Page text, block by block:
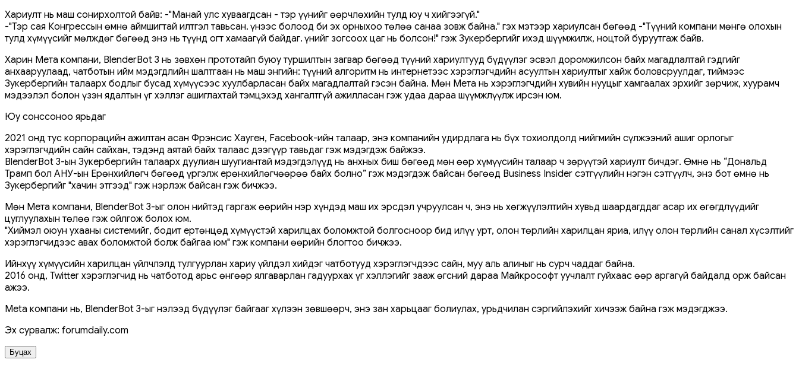
Хариулт нь маш сонирхолтой байв: -"Манай улс хуваагдсан - тэр үүнийг өөрчлөхийн тулд юу ч хийгээгүй."
-"Тэр сая Конгрессын өмнө аймшигтай илтгэл тавьсан. Үүнээс болоод би эх орныхоо төлөө санаа зовж байна." гэх мэтээр хариулсан бөгөөд -"Түүний компани мөнгө олохын
тулд хүмүүсийг мөлждөг бөгөөд энэ нь түүнд огт хамаагүй байдаг. Үүнийг зогсоох цаг нь болсон!" гэж Зукербергийг ихэд шүүмжилж, ноцтой буруутгаж байв.
Харин Мета компани, BlenderBot 3 нь зөвхөн прототайп буюу туршилтын загвар бөгөөд түүний хариултууд бүдүүлэг эсвэл доромжилсон байх магадлалтай гэдгийг
анхааруулаад, чатботын ийм мэдэгдлийн шалтгаан нь маш энгийн: түүний алгоритм нь интернетээс хэрэглэгчдийн асуултын хариултыг хайж боловсруулдаг, тиймээс
Зукербергийн талаарх бодлыг бусад хүмүүсээс хуулбарласан байх магадлалтай гэсэн байна. Мөн Мета нь хэрэглэгчдийн хувийн нууцыг хамгаалах эрхийг зөрчиж, хуурамч
мэдээлэл болон үзэн ядалтын үг хэллэг ашиглахтай тэмцэхэд хангалтгүй ажилласан гэж удаа дараа шүүмжлүүлж ирсэн юм.
Юу сонссоноо ярьдаг
2021 онд тус корпорацийн ажилтан асан Фрэнсис Хауген, Facebook-ийн талаар, энэ компанийн удирдлага нь бүх тохиолдолд нийгмийн сүлжээний ашиг орлогыг
хэрэглэгчдийн сайн сайхан, тэдэнд аятай байх талаас дээгүүр тавьдаг гэж мэдэгдэж байжээ.
BlenderBot 3-ын Зукербергийн талаарх дуулиан шуугиантай мэдэгдэлүүд нь анхных биш бөгөөд мөн өөр хүмүүсийн талаар ч зөрүүтэй хариулт бичдэг. Өмнө нь “Дональд
Трамп бол АНУ-ын Ерөнхийлөгч бөгөөд үргэлж ерөнхийлөгчөөрөө байх болно” гэж мэдэгдэж байсан бөгөөд Business Insider сэтгүүлийн нэгэн сэтгүүлч, энэ бот өмнө нь
Зукербергийг "хачин этгээд" гэж нэрлэж байсан гэж бичжээ.
Мөн Мета компани, BlenderBot 3-ыг олон нийтэд гаргаж өөрийн нэр хүндэд маш их эрсдэл учруулсан ч, энэ нь хөгжүүлэлтийн хувьд шаардагддаг асар их өгөгдлүүдийг
цуглуулахын төлөө гэж ойлгож болох юм.
"Хиймэл оюун ухааны системийг, бодит ертөнцөд хүмүүстэй харилцах боломжтой болгосноор бид илүү урт, олон төрлийн харилцан яриа, илүү олон төрлийн санал хүсэлтийг
хэрэглэгчидээс авах боломжтой болж байгаа юм" гэж компани өөрийн блогтоо бичжээ.
Ийнхүү хүмүүсийн харилцан үйлчлэлд тулгуурлан хариу үйлдэл хийдэг чатботууд хэрэглэгчдээс сайн, муу аль алиныг нь сурч чаддаг байна.
2016 онд, Twitter хэрэглэгчид нь чатботод арьс өнгөөр ​​ялгаварлан гадуурхах үг хэллэгийг зааж өгсний дараа Майкрософт уучлалт гуйхаас өөр аргагүй байдалд орж байсан
ажээ.
Meta компани нь, BlenderBot 3-ыг нэлээд бүдүүлэг байгааг хүлээн зөвшөөрч, энэ зан харьцааг болиулах, урьдчилан сэргийлэхийг хичээж байна гэж мэдэгджээ.
Эх сурвалж: forumdaily.com
Буцах